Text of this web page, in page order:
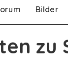
Bilder
zu